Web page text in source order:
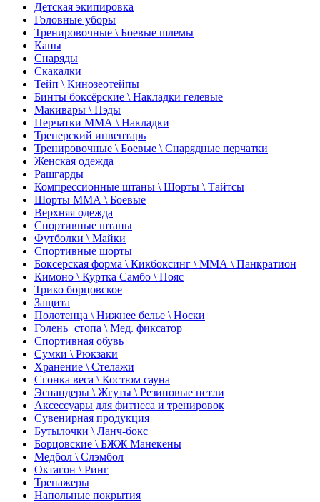
Детская экипировка
Головные уборы
Тренировочные \ Боевые шлемы
Капы
Снаряды
Скакалки
Тейп \ Кинозеотейпы
Бинты боксёрские \ Накладки гелевые
Макивары \ Пэды
Перчатки ММА \ Накладки
Тренерский инвентарь
Тренировочные \ Боевые \ Снарядные перчатки
Женская одежда
Рашгарды
Компрессионные штаны \ Шорты \ Тайтсы
Шорты ММА \ Боевые
Верхняя одежда
Спортивные штаны
Футболки \ Майки
Спортивные шорты
Боксерская форма \ Кикбоксинг \ ММА \ Панкратион
Кимоно \ Куртка Самбо \ Пояс
Трико борцовское
Защита
Полотенца \ Нижнее белье \ Носки
Голень+стопа \ Мед. фиксатор
Спортивная обувь
Сумки \ Рюкзаки
Хранение \ Стелажи
Сгонка веса \ Костюм сауна
Эспандеры \ Жгуты \ Резиновые петли
Аксессуары для фитнеса и тренировок
Сувенирная продукция
Бутылочки \ Ланч-бокс
Борцовские \ БЖЖ Манекены
Медбол \ Слэмбол
Октагон \ Ринг
Тренажеры
Напольные покрытия